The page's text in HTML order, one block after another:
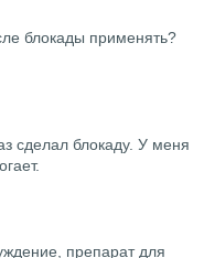
блокады применять?
сделал блокаду. У меня
препарат для